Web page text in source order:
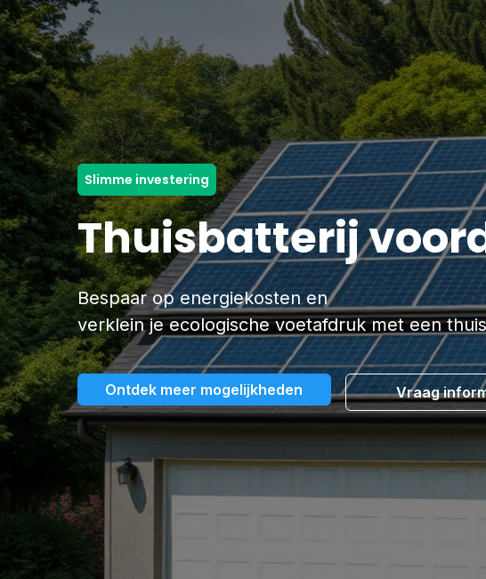
Slimme investering
Thuisbatterij
Bespaar op energiekosten en
verklein je ecologische voetafdruk met een
Ontdek meer mogelijkheden Vraag